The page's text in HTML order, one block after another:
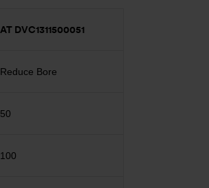
AT DVC1311500051
Reduce Bore
50
100